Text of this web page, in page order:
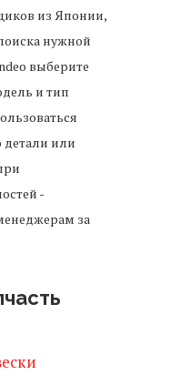
из Японии,
нужной
выберите
и тип
или
-
за